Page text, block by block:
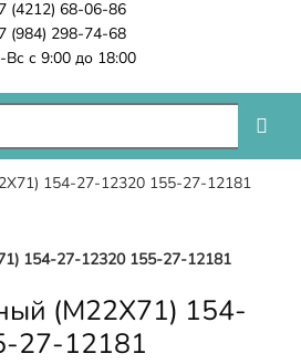
(4212) 68-06-86
(984) 298-74-68
с 9:00 до 18:00
154-27-12320 155-27-12181
(M22X71) 154-
27-12181